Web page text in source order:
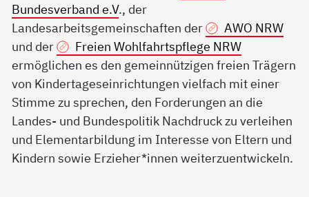
Bundesverband e.V., der
Landesarbeitsgemeinschaften der
AWO NRW
und der
Freien Wohlfahrtspflege NRW
ermöglichen es den gemeinnützigen freien Trägern
von Kindertageseinrichtungen vielfach mit einer
Stimme zu sprechen, den Forderungen an die
Landes- und Bundespolitik Nachdruck zu verleihen
und Elementarbildung im Interesse von Eltern und
Kindern sowie Erzieher*innen weiterzuentwickeln.